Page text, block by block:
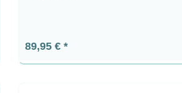
Prezzo normale:
89,95 €